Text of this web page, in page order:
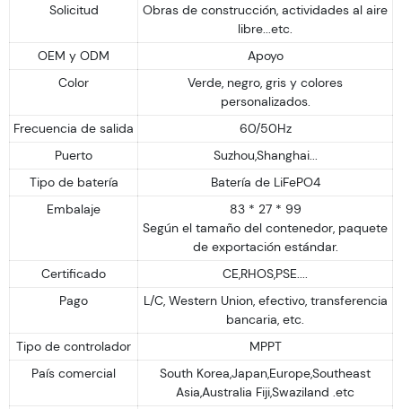
Solicitud
Obras de construcción, actividades al aire
libre...etc.
OEM y ODM
Apoyo
Color
Verde, negro, gris y colores
personalizados.
Frecuencia de salida
60/50Hz
Puerto
Suzhou,Shanghai...
Tipo de batería
Batería de LiFePO4
Embalaje
83 * 27 * 99
Según el tamaño del contenedor, paquete
de exportación estándar.
Certificado
CE,RHOS,PSE....
Pago
L/C, Western Union, efectivo, transferencia
bancaria, etc.
Tipo de controlador
MPPT
País comercial
South Korea,Japan,Europe,Southeast
Asia,Australia Fiji,Swaziland .etc